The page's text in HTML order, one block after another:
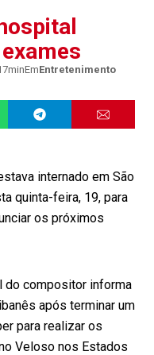
EmEntretenimento
internado em São
quinta-feira, 19, para
os próximos
do compositor informa
após terminar um
para realizar os
Veloso nos Estados